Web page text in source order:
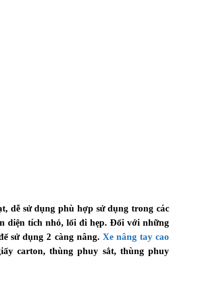
dễ sử dụng phù hợp sử dụng trong các
diện tích nhỏ, lối đi hẹp. Đối với những
sử dụng 2 càng nâng. Xe nâng tay cao
carton, thùng phuy sắt, thùng phuy